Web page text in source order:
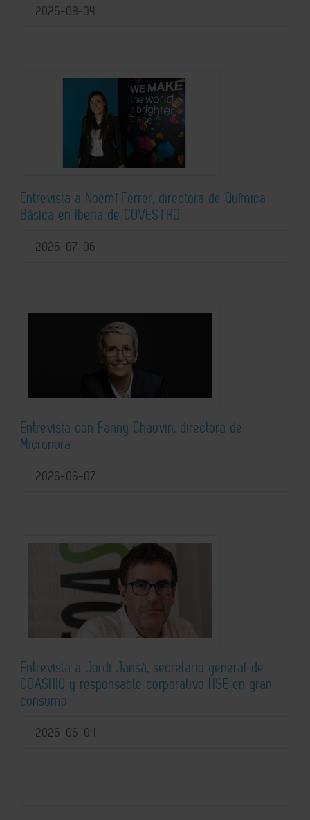
2026-08-04
Entrevista a Noemí Ferrer, directora de Química
Básica en Iberia de COVESTRO
2026-07-06
Entrevista con Fanny Chauvin, directora de
Micronora
2026-06-07
Entrevista a Jordi Jansà, secretario general de
COASHIQ y responsable corporativo HSE en gran
consumo
2026-06-04